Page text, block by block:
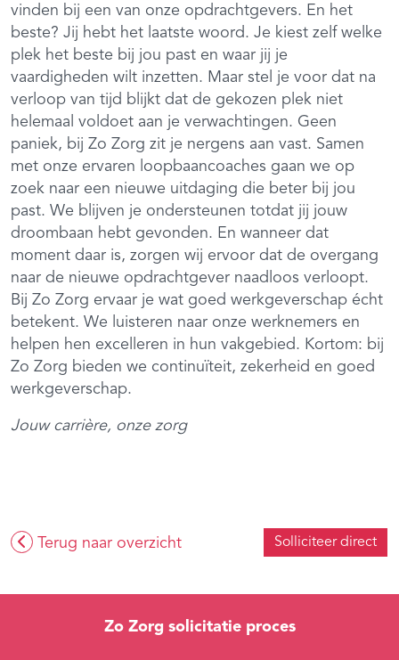
vinden bij een van onze opdrachtgevers. En het
beste? Jij hebt het laatste woord. Je kiest zelf welke
plek het beste bij jou past en waar jij je
vaardigheden wilt inzetten. Maar stel je voor dat na
verloop van tijd blijkt dat de gekozen plek niet
helemaal voldoet aan je verwachtingen. Geen
paniek, bij Zo Zorg zit je nergens aan vast. Samen
met onze ervaren loopbaancoaches gaan we op
zoek naar een nieuwe uitdaging die beter bij jou
past. We blijven je ondersteunen totdat jij jouw
droombaan hebt gevonden. En wanneer dat
moment daar is, zorgen wij ervoor dat de overgang
naar de nieuwe opdrachtgever naadloos verloopt.
Bij Zo Zorg ervaar je wat goed werkgeverschap écht
betekent. We luisteren naar onze werknemers en
helpen hen excelleren in hun vakgebied. Kortom: bij
Zo Zorg bieden we continuïteit, zekerheid en goed
werkgeverschap.
Jouw carrière, onze zorg
Terug naar overzicht Solliciteer direct
Zo Zorg solicitatie proces